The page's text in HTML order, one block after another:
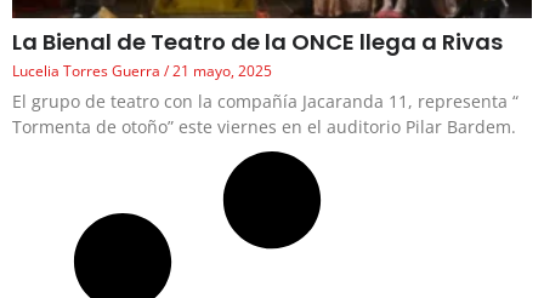
La Bienal de Teatro de la ONCE llega a Rivas
Lucelia Torres Guerra 21 mayo, 2025
El grupo de teatro con la compañía Jacaranda 11, representa “
Tormenta de otoño” este viernes en el auditorio Pilar Bardem.